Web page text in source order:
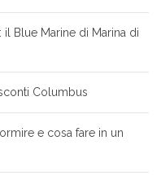
Blue Marine di Marina di
Columbus
e cosa fare in un